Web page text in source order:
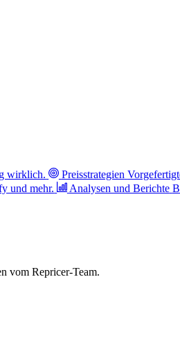
wirklich. Preisstrategien
und mehr. Analysen und Berichte
vom Repricer-Team.